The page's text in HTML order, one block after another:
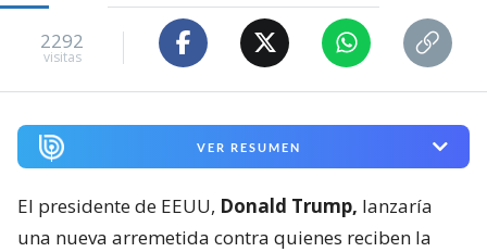
2292
visitas
VER RESUMEN
El presidente de EEUU, Donald Trump, lanzaría
una nueva arremetida contra quienes reciben la